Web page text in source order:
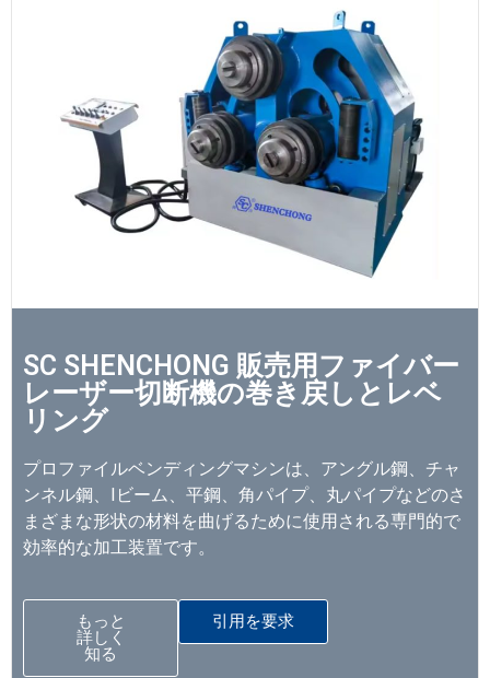
SC SHENCHONG 販売用ファイバー
レーザー切断機の巻き戻しとレベ
リング
プロファイルベンディングマシンは、アングル鋼、チャ
ンネル鋼、Iビーム、平鋼、角パイプ、丸パイプなどのさ
まざまな形状の材料を曲げるために使用される専門的で
効率的な加工装置です。
もっと
詳しく
知る
引用を要求